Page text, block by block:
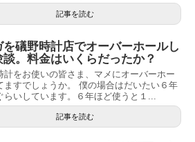
記事を読む
を礒野時計店でオーバーホールし
談。料金はいくらだったか？
計をお使いの皆さま、マメにオーバーホー
ますでしょうか。 僕の場合はだいたい６年
らいしています。６年ほど使うと１...
記事を読む